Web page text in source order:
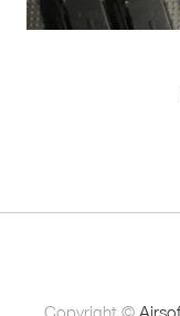
Copyright ©